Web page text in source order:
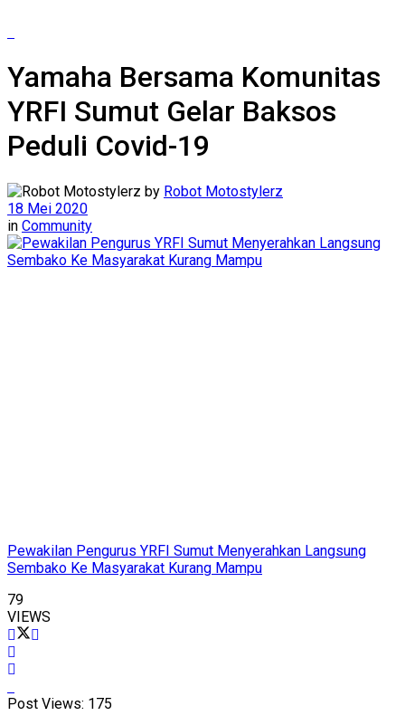
Yamaha Bersama Komunitas
YRFI Sumut Gelar Baksos
Peduli Covid-19
by Robot Motostylerz
18 Mei 2020
in Community
Pewakilan Pengurus YRFI Sumut Menyerahkan Langsung
Sembako Ke Masyarakat Kurang Mampu
79
VIEWS
Post Views: 175